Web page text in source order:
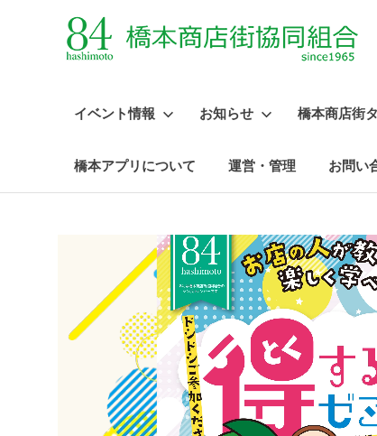
イベント情報 お知らせ 橋本商店街
橋本アプリについて 運営・管理 お問い